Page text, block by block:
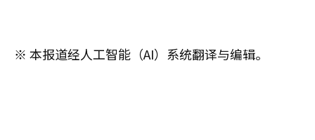
※ 本报道经人工智能（AI）系统翻译与编辑。